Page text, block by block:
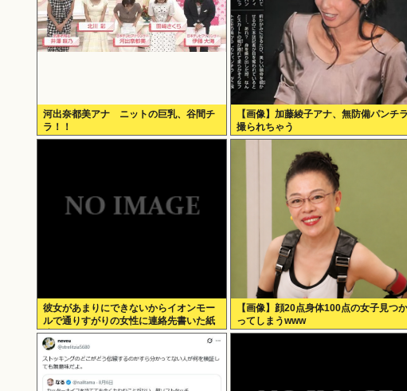
河出奈都美アナ ニットの巨乳、谷間チ
ラ！！
【画像】加藤綾子アナ、無防備パンチラ
撮られちゃう
彼女があまりにできないからイオンモー
ルで通りすがりの女性に連絡先書いた紙
渡すよ
【画像】顔20点身体100点の女子見つか
ってしまうwww